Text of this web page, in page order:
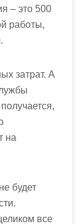
– это 500
работы,
затрат. А
на
будет
все